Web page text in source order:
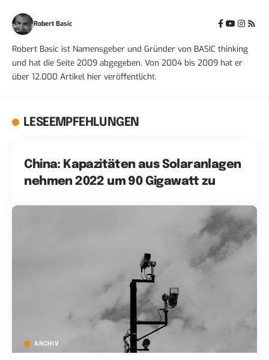
Robert Basic
Robert Basic ist Namensgeber und Gründer von BASIC thinking
und hat die Seite 2009 abgegeben. Von 2004 bis 2009 hat er
über 12.000 Artikel hier veröffentlicht.
LESEEMPFEHLUNGEN
China: Kapazitäten aus Solaranlagen
nehmen 2022 um 90 Gigawatt zu
ARCHIV